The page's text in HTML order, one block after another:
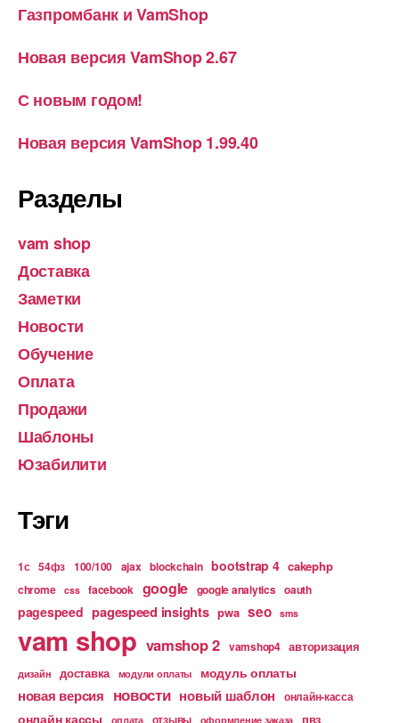
Газпромбанк и VamShop
Новая версия VamShop 2.67
С новым годом!
Новая версия VamShop 1.99.40
Разделы
vam shop
Доставка
Заметки
Новости
Обучение
Оплата
Продажи
Шаблоны
Юзабилити
Тэги
1с 54фз 100/100 ajax blockchain bootstrap 4 cakephp
chrome css facebook google google analytics oauth
pagespeed pagespeed insights pwa seo sms
vam shop vamshop 2 vamshop4 авторизация
дизайн доставка модули оплаты модуль оплаты
новая версия новости новый шаблон онлайн-касса
онлайн кассы оплата оформление заказа пвз